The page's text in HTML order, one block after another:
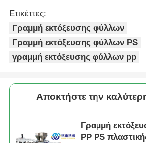
Ετικέττες:
Γραμμή εκτόξευσης φύλλων
Γραμμή εκτόξευσης φύλλων PS
γραμμή εκτόξευσης φύλλων pp
Αποκτήστε την
Γραμμή
PP PS